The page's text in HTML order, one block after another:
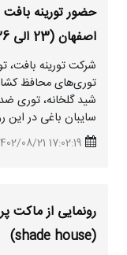
حضور تورینه
اصفهان (23 الی 26 آبان)
شرکت تورینه بافت،
توری‌های محافظ
شیدگلخانه، توری
سایبان باغی در این
17:02:19 1402/08/21
رونمایی از ماکت
(shade house)